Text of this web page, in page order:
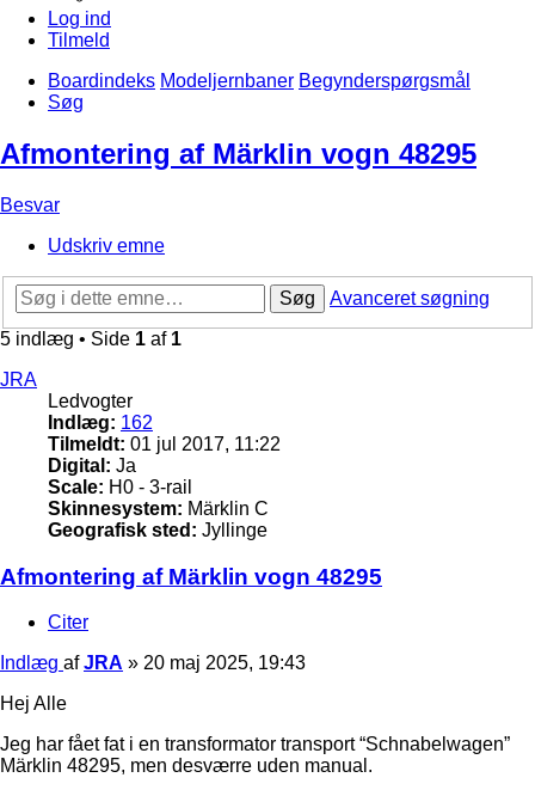
Log ind
Tilmeld
Boardindeks Modeljernbaner Begynderspørgsmål
Søg
Afmontering af Märklin vogn 48295
Besvar
Udskriv emne
Søg
Avanceret søgning
5 indlæg • Side 1 af 1
JRA
Ledvogter
Indlæg: 162
Tilmeldt: 01 jul 2017, 11:22
Digital: Ja
Scale: H0 - 3-rail
Skinnesystem: Märklin C
Geografisk sted: Jyllinge
Afmontering af Märklin vogn 48295
Citer
Indlæg afJRA » 20 maj 2025, 19:43
Hej Alle
Jeg har fået fat i en transformator transport “Schnabelwagen”
Märklin 48295, men desværre uden manual.